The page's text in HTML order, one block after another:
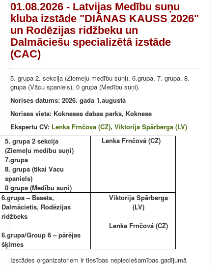
01.08.2026 - Latvijas Medību suņu
kluba izstāde "DIĀNAS KAUSS 2026"
un Rodēzijas ridžbeku un
Dalmāciešu specializētā izstāde
(CAC)
5. grupa 2. sekcija (Ziemeļu medību suņi), 6.grupa, 7. grupa, 8.
grupa (Vācu spaniels), 0 grupa (Medību suņi).
Norises datums: 2026. gada 1.augustā
Norises vieta: Kokneses dabas parks, Koknese
Ekspertu CV: Lenka Frnčova (CZ), Viktorija Spārberga (LV)
5. grupa 2 sekcija
(Ziemeļu medību suņi)
7.grupa
8. grupa (tikai Vācu
spaniels)
0 grupa (Medību suņi)
Lenka Frnčová (CZ)
6.grupa – Basets,
Dalmācietis, Rodēzijas
ridžbeks
6.grupa/Group 6 – pārējas
šķirnes
Viktorija Spārberga
(LV)
Lenka Frnčová (CZ)
Izstādes organizatoriem ir tiesības nepieciešamības gadījumā